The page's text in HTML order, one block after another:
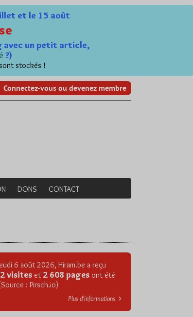
et le 15 août
avec un petit article,
?)
stockés !
Connectez-vous ou devenez membre
DONS CONTACT
6 août 2026, Hiram.be a reçu
visites et 2 608 pages ont été
: Pirsch.io)
Plus d’informations